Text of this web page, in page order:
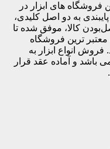
فروشگاه های ابزار در
به دو اصل کلیدی،
کالا، موفق شده تا
ترین فروشگاه
فروش انواع ابزار به
و آماده عقد قرار